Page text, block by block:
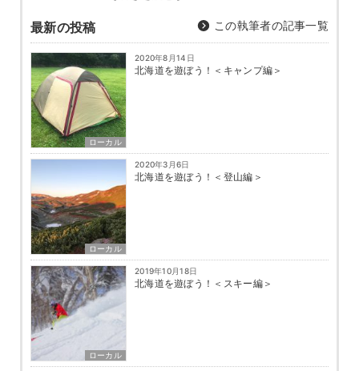
最新の投稿 この執筆者の記事一覧
ローカル
2020年8月14日
北海道を遊ぼう！＜キャンプ編＞
ローカル
2020年3月6日
北海道を遊ぼう！＜登山編＞
ローカル
2019年10月18日
北海道を遊ぼう！＜スキー編＞